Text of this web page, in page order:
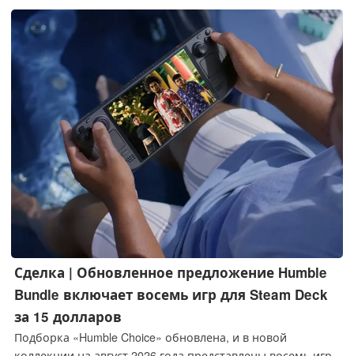
Сделка | Обновленное предложение Humble
Bundle включает восемь игр для Steam Deck
за 15 долларов
Подборка «Humble Choice» обновлена, и в новой